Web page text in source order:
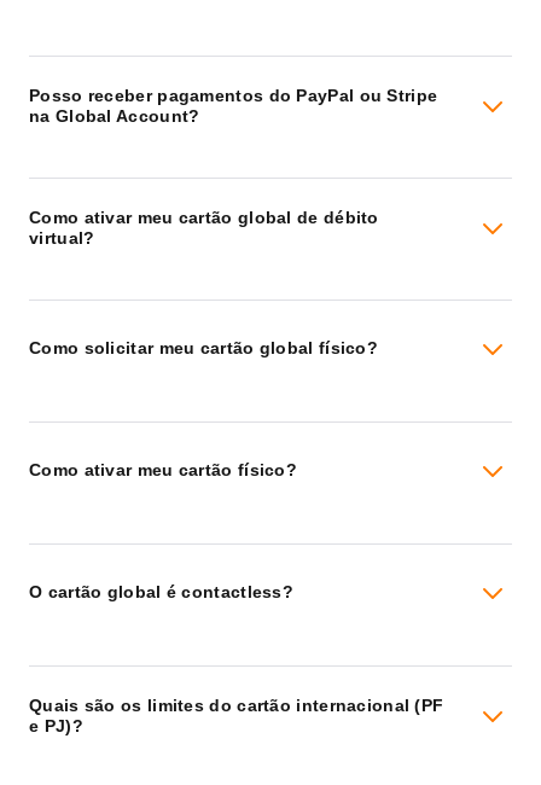
Posso receber pagamentos do PayPal ou Stripe
na Global Account?
Como ativar meu cartão global de débito
virtual?
Como solicitar meu cartão global físico?
Como ativar meu cartão físico?
O cartão global é contactless?
Quais são os limites do cartão internacional (PF
e PJ)?